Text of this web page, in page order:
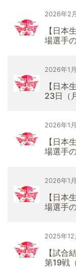
2026年2
【日
場選手
2026年1
【日本
23日（
2026年1
【日本
場選手
2026年1
【日本
場選手
2025年
【試合
第19戦